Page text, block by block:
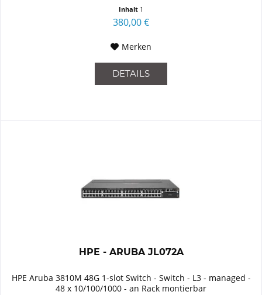
Inhalt 1
380,00 €
Merken
DETAILS
HPE - ARUBA JL072A
HPE Aruba 3810M 48G 1-slot Switch - Switch - L3 - managed -
48 x 10/100/1000 - an Rack montierbar